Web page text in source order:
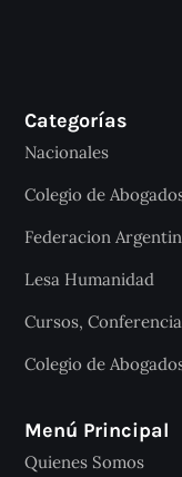
Categorías
Nacionales
Colegio de
Federacion
Lesa Humanidad
Cursos,
Colegio de
Menú Principal
Quienes Somos